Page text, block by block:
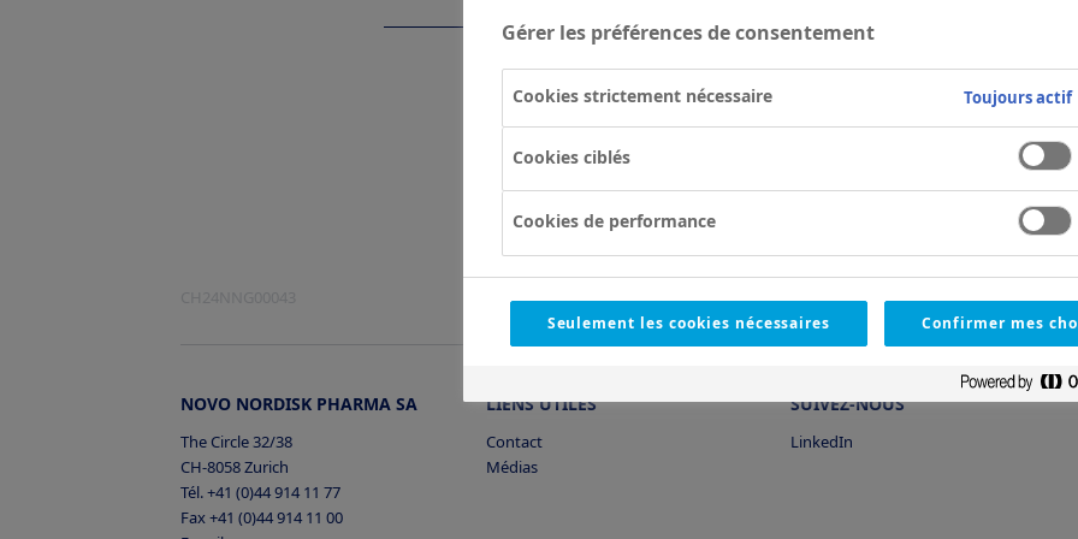
NOVO NORDISK PHARMA SA
The Circle 32/38
CH-8058 Zurich
Tél. +41 (0)44 914 11 77
Fax +41 (0)44 914 11 00
LIENS UTILES
Contact
Médias
SUIVEZ-NOUS
LinkedIn
Gérer les préférences de consentement
Cookies strictement nécessaire Toujours actif
Cookies ciblés
Cookies de performance
Seulement les cookies nécessaires Confirmer mes